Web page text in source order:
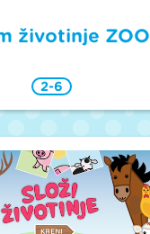
životinje ZOO
2-6